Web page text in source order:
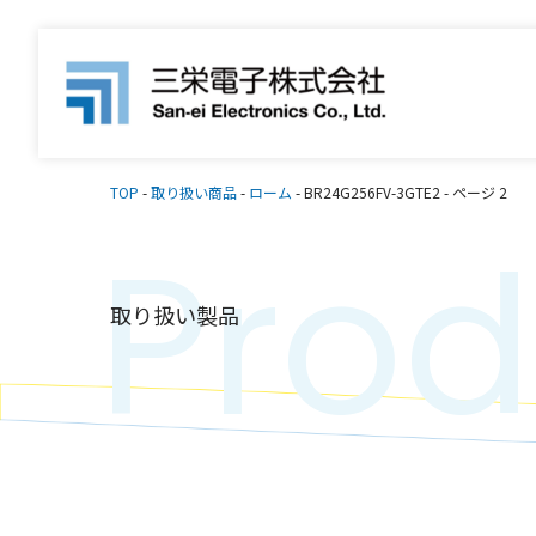
TOP -取り扱い商品- ローム -BR24G256FV-3GTE2 - ページ 2
取り扱い製品